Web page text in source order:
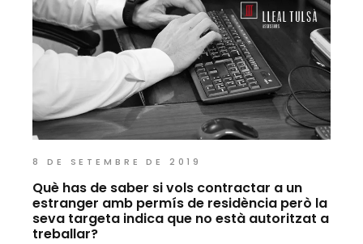
8 DE SETEMBRE DE 2019
Què has de saber si vols contractar a un
estranger amb permís de residència però la
seva targeta indica que no està autoritzat a
treballar?